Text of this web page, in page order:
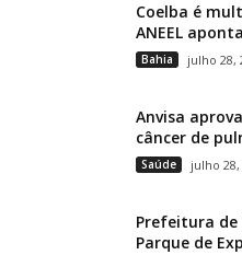
Coelba é
ANEEL
Bahia julho 28,
Anvisa
câncer de
Saúde julho 28,
Prefeitura de
Parque de